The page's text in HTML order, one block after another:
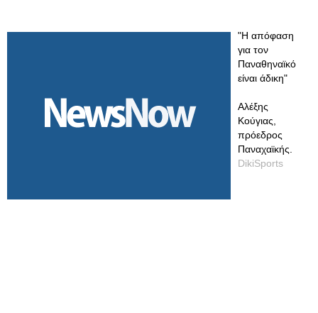
"Η απόφαση
για τον
Παναθηναϊκό
είναι άδικη"
Αλέξης
Κούγιας,
πρόεδρος
Παναχαϊκής.
DikiSports